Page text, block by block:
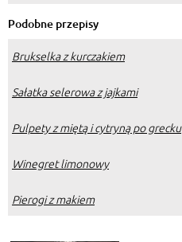
Podobne przepisy
Brukselka z kurczakiem
Sałatka selerowa z jajkami
Pulpety z miętą i cytryną po grecku
Winegret limonowy
Pierogi z makiem